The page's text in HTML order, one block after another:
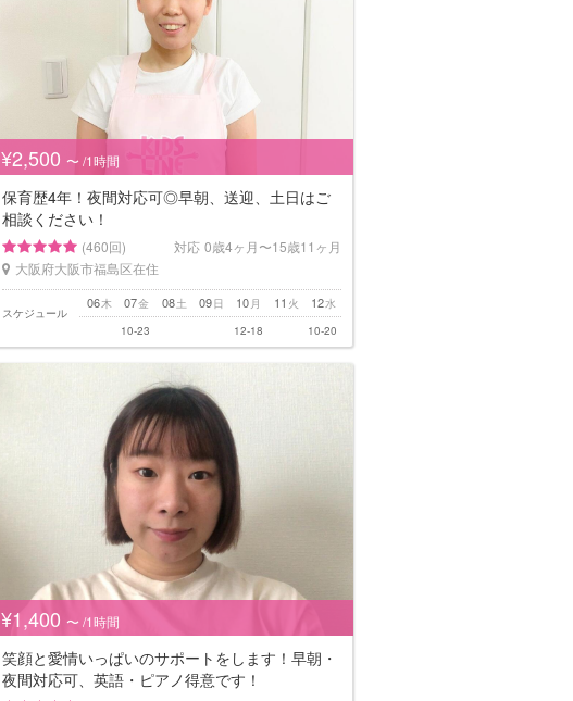
¥2,500 〜 /1時間
保育歴4年！夜間対応可◎早朝、送迎、土日はご
相談ください！
(460回) 対応 0歳4ヶ月〜15歳11ヶ月
大阪府大阪市福島区在住
スケジュール
木
06 金
07 土
08 日
09 月
10 火
11 水
12
10-23 12-18 10-20
¥1,400 〜 /1時間
笑顔と愛情いっぱいのサポートをします！早朝・
夜間対応可、英語・ピアノ得意です！